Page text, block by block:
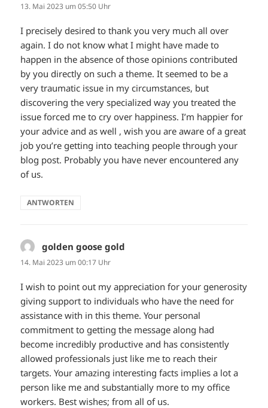
13. Mai 2023 um 05:50 Uhr
I precisely desired to thank you very much all over
again. I do not know what I might have made to
happen in the absence of those opinions contributed
by you directly on such a theme. It seemed to be a
very traumatic issue in my circumstances, but
discovering the very specialized way you treated the
issue forced me to cry over happiness. I’m happier for
your advice and as well , wish you are aware of a great
job you’re getting into teaching people through your
blog post. Probably you have never encountered any
of us.
ANTWORTEN
golden goose gold
14. Mai 2023 um 00:17 Uhr
I wish to point out my appreciation for your generosity
giving support to individuals who have the need for
assistance with in this theme. Your personal
commitment to getting the message along had
become incredibly productive and has consistently
allowed professionals just like me to reach their
targets. Your amazing interesting facts implies a lot a
person like me and substantially more to my office
workers. Best wishes; from all of us.